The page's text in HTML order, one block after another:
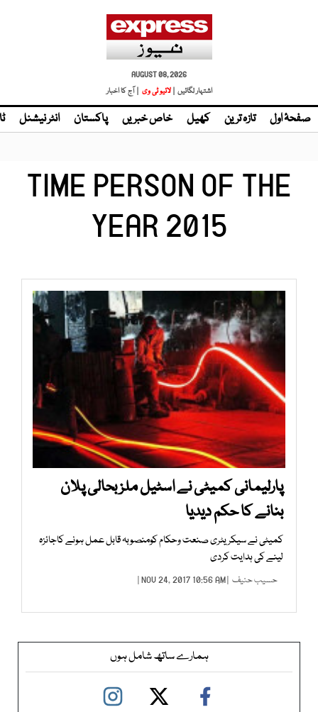
AUGUST 08, 2026
اشتہار لگائیں |
| آج کا اخبار
صفحۂ اول تازہ ترین کھیل خاص خبریں پاکستان انٹر نیشنل
TIME PERSON OF THE
YEAR 2015
پارلیمانی کمیٹی نے اسٹیل ملز بحالی پلان
بنانے کا حکم دیدیا
کمیٹی نے سیکریٹری صنعت وحکام کومنصوبہ قابل عمل ہونے کاجائزہ
لینے کی ہدایت کردی
حسیب حنیف | NOV 24, 2017 10:56 AM |
ہمارے ساتھ شامل ہوں